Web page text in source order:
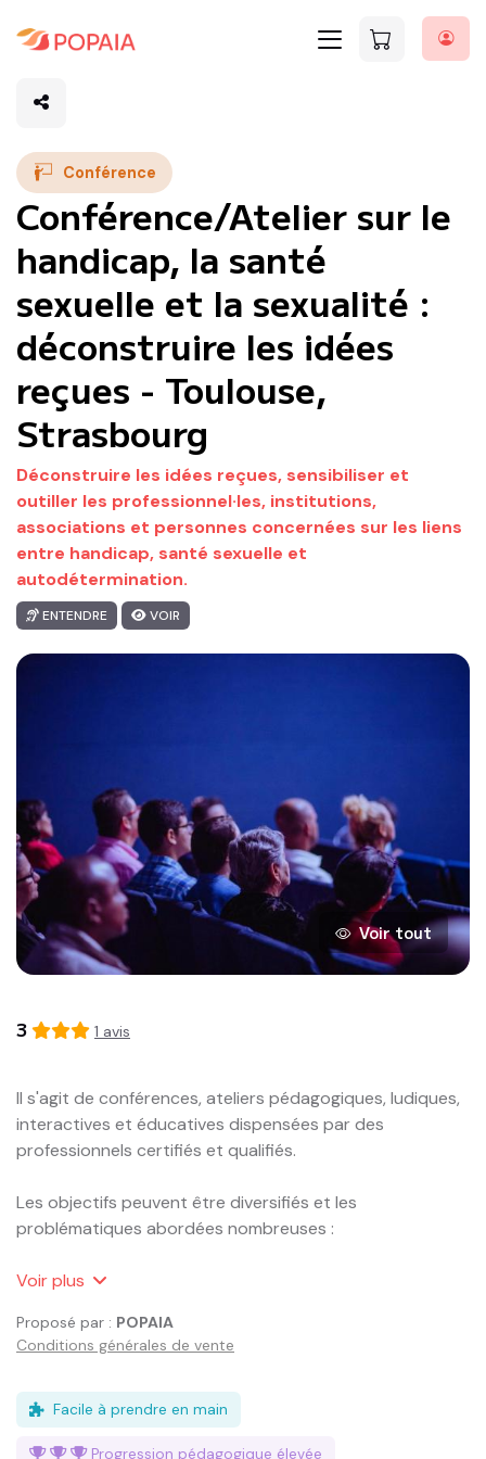
Conférence
Conférence/Atelier sur le
handicap, la santé
sexuelle et la sexualité :
déconstruire les idées
reçues - Toulouse,
Strasbourg
Déconstruire les idées reçues, sensibiliser et
outiller les professionnel·les, institutions,
associations et personnes concernées sur les liens
entre handicap, santé sexuelle et
autodétermination.
ENTENDRE VOIR
Voir tout
3 1 avis
Il s'agit de conférences, ateliers pédagogiques, ludiques,
interactives et éducatives dispensées par des
professionnels certifiés et qualifiés.
Les objectifs peuvent être diversifiés et les
problématiques abordées nombreuses :
- Comment la pair-aidance peut accompagner les
revendiquer leur droit à une sexualité épanouie ?
- Comment soutenir la transition vers plus
témoignages pour favoriser l’émancipation.
Voirplus
Proposé par : POPAIA
Conditions générales de vente
Facile à prendre en main
Progression pédagogique élevée